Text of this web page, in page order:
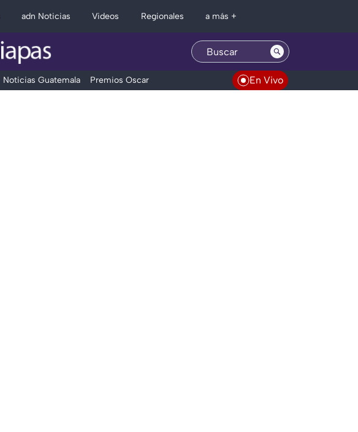
adn Noticias Videos Regionales a más +
Noticias Guatemala Premios Oscar En Vivo